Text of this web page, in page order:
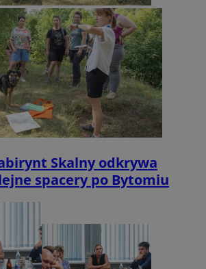
Skalny odkrywa
spacery po Bytomiu